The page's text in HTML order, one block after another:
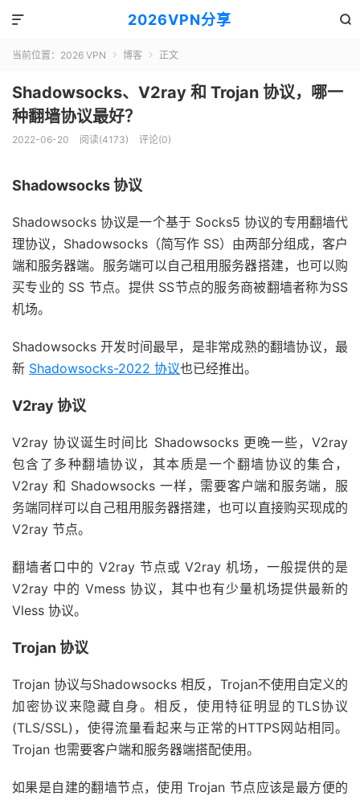
2026VPN分享 

当前位置： 2026 VPN  博客  正文
Shadowsocks、V2ray 和 Trojan 协议，哪一
种翻墙协议最好？
2022-06-20 阅读(4173) 评论(0)
Shadowsocks 协议
Shadowsocks 协议是一个基于 Socks5 协议的专用翻墙代
理协议，Shadowsocks（简写作 SS）由两部分组成，客户
端和服务器端。服务端可以自己租用服务器搭建，也可以购
买专业的 SS 节点。提供 SS节点的服务商被翻墙者称为SS
机场。
Shadowsocks 开发时间最早，是非常成熟的翻墙协议，最
新 Shadowsocks-2022 协议也已经推出。
V2ray 协议
V2ray 协议诞生时间比 Shadowsocks 更晚一些，V2ray
包含了多种翻墙协议，其本质是一个翻墙协议的集合，
V2ray 和 Shadowsocks 一样，需要客户端和服务端，服
务端同样可以自己租用服务器搭建，也可以直接购买现成的
V2ray 节点。
翻墙者口中的 V2ray 节点或 V2ray 机场，一般提供的是
V2ray 中的 Vmess 协议，其中也有少量机场提供最新的
Vless 协议。
Trojan 协议
Trojan 协议与Shadowsocks 相反，Trojan不使用自定义的
加密协议来隐藏自身。相反，使用特征明显的TLS协议
(TLS/SSL)，使得流量看起来与正常的HTTPS网站相同。
Trojan 也需要客户端和服务器端搭配使用。
如果是自建的翻墙节点，使用 Trojan 节点应该是最方便的